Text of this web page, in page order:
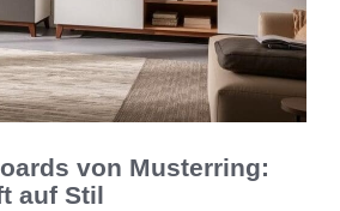
von Musterring:
auf Stil